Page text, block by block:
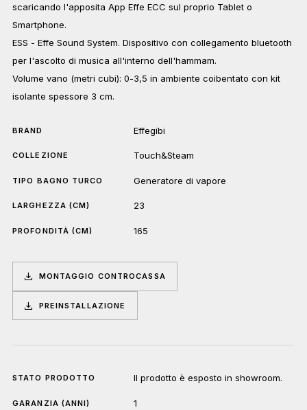
scaricando l'apposita App Effe ECC sul proprio Tablet o
Smartphone.
ESS - Effe Sound System. Dispositivo con collegamento bluetooth
per l'ascolto di musica all'interno dell'hammam.
Volume vano (metri cubi): 0-3,5 in ambiente coibentato con kit
isolante spessore 3 cm.
BRAND Effegibi
COLLEZIONE Touch&Steam
TIPO BAGNO TURCO Generatore di vapore
LARGHEZZA (CM) 23
PROFONDITÀ (CM) 165
MONTAGGIO CONTROCASSA
PREINSTALLAZIONE
STATO PRODOTTO Il prodotto è esposto in showroom.
GARANZIA (ANNI) 1